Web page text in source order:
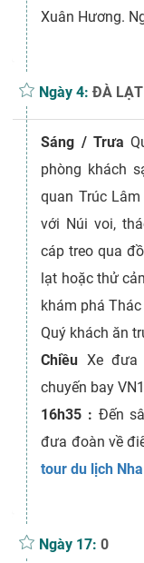
Xuân Hương.
Ngày 4:ĐÀ
Sáng / Trưa
phòng khách
quan Trúc
với Núi voi,
cáp treo qua
lạt hoặc thử
khám phá
Quý khách ăn
Chiều Xe đưa
chuyến bay
16h35 : Đến
đưa đoàn về
tour du lịch
Ngày 17:0